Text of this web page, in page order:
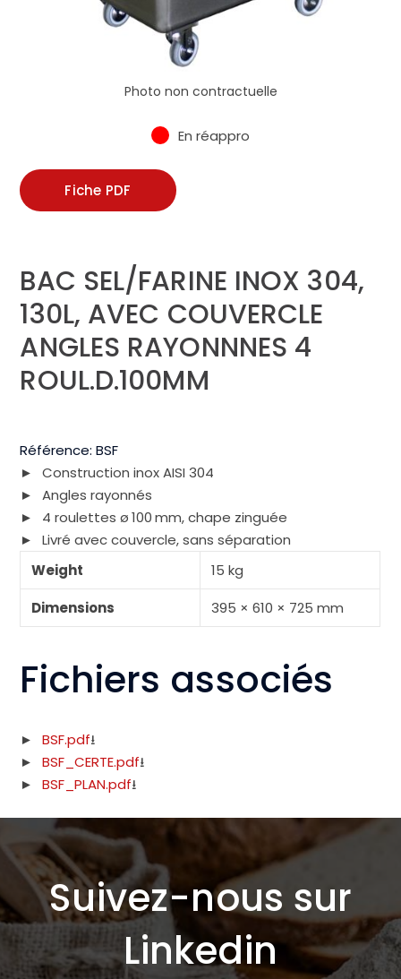
Photo non contractuelle
En réappro
Fiche PDF
BAC SEL/FARINE INOX 304,
130L, AVEC COUVERCLE
ANGLES RAYONNNES 4
ROUL.D.100MM
Référence:BSF
Construction inox AISI 304
Angles rayonnés
4 roulettes ø 100 mm, chape zinguée
Livré avec couvercle, sans séparation
Weight
15 kg
Dimensions
395 × 610 × 725 mm
Fichiers associés
BSF.pdf
BSF_CERTE.pdf
BSF_PLAN.pdf
Suivez-nous sur
Linkedin